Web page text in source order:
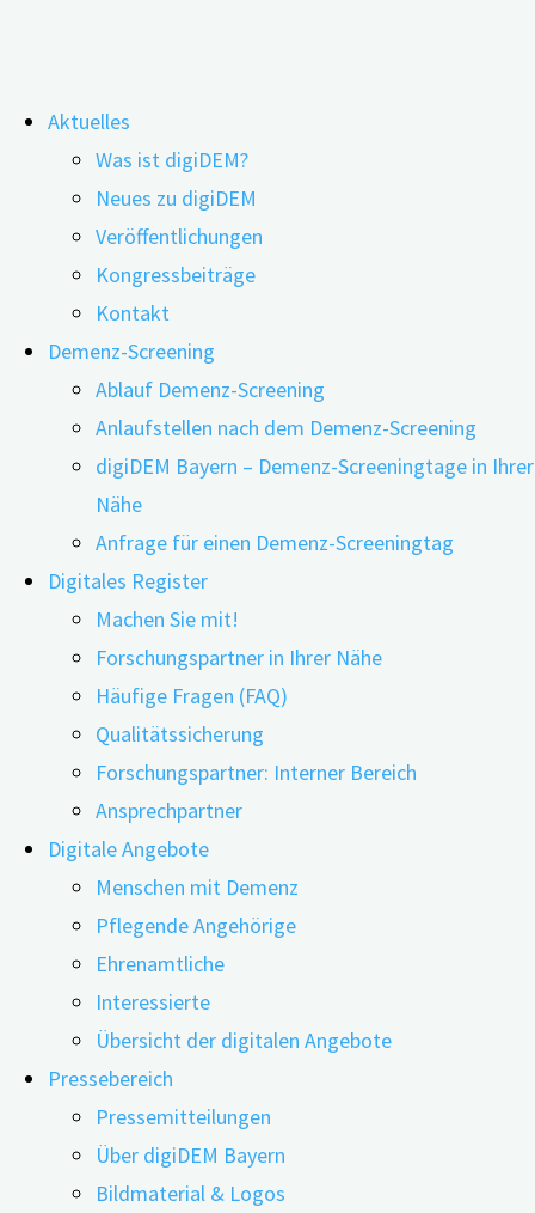
Inhalt
springen
Aktuelles
Was ist digiDEM?
Neues zu digiDEM
Veröffentlichungen
Kongressbeiträge
Kontakt
Demenz-Screening
Ablauf Demenz-Screening
Anlaufstellen nach dem Demenz-Screening
digiDEM Bayern – Demenz-Screeningtage in Ihrer
Nähe
Anfrage für einen Demenz-Screeningtag
Digitales Register
Machen Sie mit!
Forschungspartner in Ihrer Nähe
Häufige Fragen (FAQ)
Qualitätssicherung
Forschungspartner: Interner Bereich
Ansprechpartner
Digitale Angebote
Menschen mit Demenz
Pflegende Angehörige
Ehrenamtliche
Interessierte
Übersicht der digitalen Angebote
Pressebereich
Pressemitteilungen
Über digiDEM Bayern
Bildmaterial & Logos
Ehrenamt stärkt die eigene geistige
Leistungsfähigkeit
17.07.202312.06.2026
Ehrenamtlicher Einsatz in der Freizeit tut gut: Er
stärkt zum Beispiel den Zusammenhalt in einem
Verein, hilft der Umwelt und unterstützt ältere
Menschen. Was bisher kaum wissenschaftlich
untersucht war, ist der gesundheitliche Nutzen für
die ehrenamtlich Tätigen selbst. Ein
Forschungsteam der FAU Erlangen-Nürnberg und
des Digitalen Demenzregisters Bayern (digiDEM
Bayern) hat nun herausgefunden: Die
Freiwilligenarbeit kann sich positiv auf die geistige
Leistungsfähigkeit der Ehrenamtlichen auswirken.